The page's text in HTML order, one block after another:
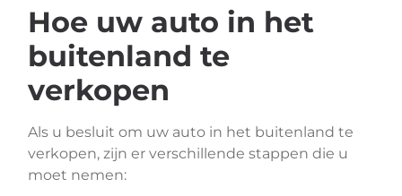
Hoe uw auto in het
buitenland te
verkopen
Als u besluit om uw auto in het buitenland te
verkopen, zijn er verschillende stappen die u
moet nemen: